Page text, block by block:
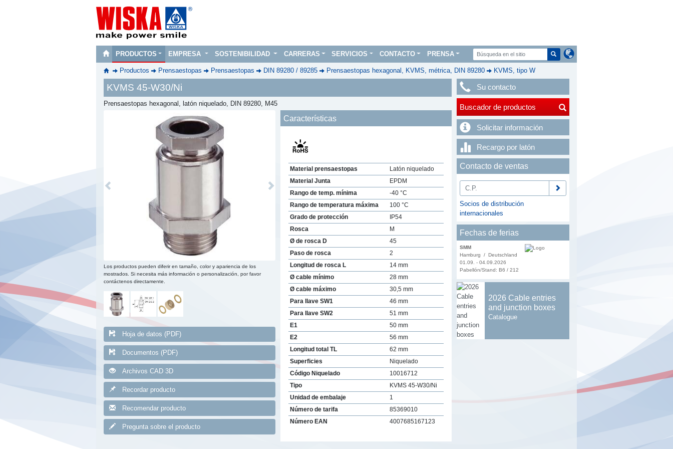
PRODUCTOS EMPRESA SOSTENIBILIDAD CARRERAS SERVICIOS CONTACTO PRENSA
Productos Prensaestopas Prensaestopas DIN 89280 / 89285 Prensaestopas hexagonal, KVMS, métrica, DIN 89280 KVMS, tipo W
KVMS 45-W30/Ni
Prensaestopas hexagonal, latón niquelado, DIN 89280, M45
Previous Next
Los productos pueden diferir en tamaño, color y apariencia de los
mostrados. Si necesita más información o personalización, por favor
contáctenos directamente.
Hoja de datos (PDF)
Documentos (PDF)
Archivos CAD 3D
Recordar producto
Recomendar producto
Pregunta sobre el producto
Características
Material prensaestopas
Latón niquelado
Material Junta
EPDM
Rango de temp. mínima
-40 °C
Rango de temperatura máxima
100 °C
Grado de protección
IP54
Rosca
M
Ø de rosca D
45
Paso de rosca
2
Longitud de rosca L
14 mm
Ø cable mínimo
28 mm
Ø cable máximo
30,5 mm
Para llave SW1
46 mm
Para llave SW2
51 mm
E1
50 mm
E2
56 mm
Longitud total TL
62 mm
Superficies
Niquelado
Código Niquelado
10016712
Tipo
KVMS 45-W30/Ni
Unidad de embalaje
1
Número de tarifa
85369010
Número EAN
4007685167123
Su contacto
Buscador de productos
Solicitar información
Recargo por latón
Contacto de ventas
Socios de distribución
internacionales
Fechas de ferias
SMM
Hamburg / Deutschland
01.09. - 04.09.2026
Pabellón/Stand: B6 / 212
2026 Cable entries
and junction boxes
Catalogue